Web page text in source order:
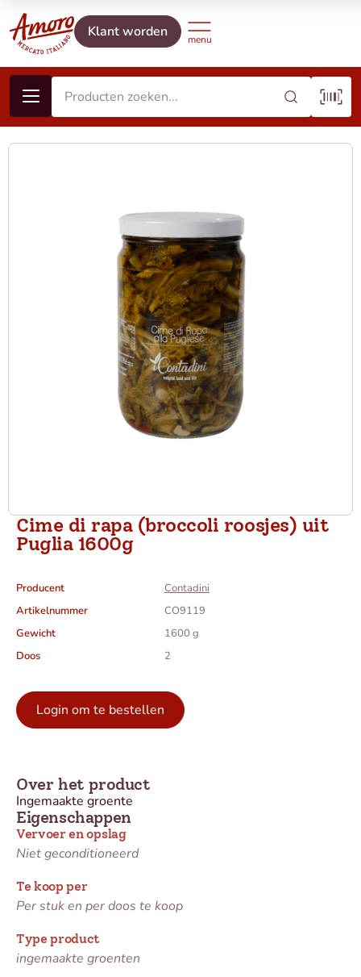
Klant worden
Cime di rapa (broccoli roosjes) uit
Puglia 1600g
Producent
Contadini
Artikelnummer
CO9119
Gewicht
1600 g
Doos
2
Login om te bestellen
Eigenschappen
Vervoer en opslag
Niet geconditioneerd
Te koop per
Per stuk en per doos te koop
Type product
ingemaakte groenten
Over het product
Ingemaakte groente